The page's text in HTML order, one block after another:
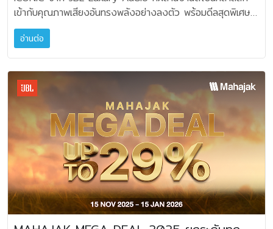
ต่อทั้งบ้าน สิ่งที่ไม่เคยเปลี่ยนคือความมุ่งมั่นของเราในการคัดสรร
เทคโนโลยีเสียงที่ดีที่สุดมาสู่คนไทย การก้าวเข้าสู่ปีที่ 55 พร้อม
การเปิดตัว ฮาร์แมน คาร์ดอน (Harman Kardon) ถึง 4 กลุ่ม
ผลิตภัณฑ์ในครั้งนี้ จึงสะท้อนความตั้งใจของมหาจักรในการส่ง
ต่อประสบการณ์เสียงคุณภาพระดับโลก ที่ตอบรับไลฟ์สไตล์การ
ใช้ชีวิตที่เปลี่ยนแปลงไปอย่างต่อเนื่อง” โดย 2 นักแสดงหนุ่มชื่อ
ดังยังได้มาร่วมเผยถึงสไตล์การฟังเพลงและศิลปินที่ชื่นชอบ รวม
ถึงเคล็ดลับการเลือกลำโพง เริ่มจาก ต่อ-ธนภพ ลีรัตนขจร เผย
ว่า “เราเป็นคนที่ฟังเพลงหลากหลายมาก แทบไม่มีกำแพงเรื่อง
แนวดนตรีเลย ฟังได้ตั้งแต่ลูกกรุงไปจนถึงเพลงสากล แต่ถ้า
ย้อนกลับไปตอนสมัยมัธยม เราเติบโตมากับเพลงร็อกและเมทัลเป็น
หลัก อย่างศิลปินที่ชอบมากในช่วงนั้นคือ Avenged
Sevenfold สำหรับการเลือกลำโพง เราให้ความสำคัญกับ
คุณภาพเสียงเป็นอันดับแรก เพราะจากประสบการณ์ที่เคยทำงาน
ในสายดนตรี เรารู้ว่าอุปกรณ์มีผลกับประสบการณ์การฟังมาก ถ้า
ยังเสริมความแข็งแกร่งด้านโครงสร้างองค์กร และยกระดับ
ศักยภาพทีมงาน B2B ให้มีความเชี่ยวชาญเชิงลึก เพื่อรองรับ
ความต้องการที่ซับซ้อนขึ้นของลูกค้าองค์กร” นายยรรยง กล่าว
สำหรับแนวโน้มปี 2569 ภาคธุรกิจยังต้องดำเนินงานต่อไป
ท่ามกลางความไม่แน่นอนจากสถานการณ์ภูมิรัฐศาสตร์ทั้งในระดับ
ประเทศและระดับโลก ขณะเดียวกัน องค์กรต่างๆ จะยกระดับ
ความสำคัญของกระบวนการเปลี่ยนผ่านสู่ดิจิทัล (Digital
Transformation) และการนำเทคโนโลยี AI มาใช้ในการดำเนิน
งานมากขึ้น เพื่อเพิ่มประสิทธิภาพและความคล่องตัว นอกจากนี้
ตลาดผู้บริโภคมีความแตกต่างของความต้องการชัดเจนขึ้น
ระหว่างกลุ่มที่เน้นราคาและกลุ่มที่มองคุณค่าในระยะยาว ขณะที่
ประเด็นด้านความยั่งยืน เทคโนโลยีสีเขียว และอุตสาหกรรม
อัจฉริยะ ยังคงเป็นปัจจัยสำคัญที่มีอิทธิพลต่อทิศทางการตัดสินใจ
ของภาคธุรกิจในปีถัดไป เอปสันจึงให้ความสำคัญกับการพัฒนา
โซลูชันที่ตอบโจทย์ทั้งประสิทธิภาพ ความยั่งยืน และอุตสาหกรรม
สร้างสรรค์และศักยภาพของช่างภาพและครีเอเตอร์ในเอเชียตะวัน
ออกเฉียงใต้ ซึ่งเอปสันภาคภูมิใจที่ได้สนับสนุนและผลักดันศิลปะ
การพิมพ์ให้เป็นสื่อทรงพลังในการถ่ายทอดภาพพาโนรามาอย่าง
สมบูรณ์แบบที่สุด” ในฐานะผู้สนับสนุนหลักร่วมเอปสัน เอเชียตะวัน
ออกเฉียงใต้ ได้ร่วมกับเอปสัน ออสเตรเลีย มอบรางวัล อาทิ
เครื่องพิมพ์ภาพ Epson SureColor P5360, P5330, P906
และโปรเจคเตอร์ Epson EB-1795F เพื่อเป็นเครื่องมือคุณภาพ
ระดับมืออาชีพสำหรับกลุ่มผู้สร้างสรรค์ผลงาน นอกจากรางวัล
ชนะเลิศ ช่างภาพจากเอเชียตะวันออกเฉียงใต้ยังสร้างผลงานที่
โดดเด่น โดยเฉพาะจากเวียดนาม ซึ่งคว้า 6 จาก 10 ตำแหน่งผู้
เข้ารอบสุดท้าย ขณะที่ช่างภาพไทยก็ได้รับการคัดเลือกเข้ารอบ
ด้วยผลงานที่น่าสนใจ ได้แก่ Silk of the Sea โดยคาว ถิ
งอก เดียม (Cao Thi Ngoc Diem) ถ่ายทอดภาพการซักผ้า
ไหมในจังหวัดฟูเอี้ยน ประเทศเวียดนาม และภาพ Dune II โดย
อธิเมธ เลิศกิตติเวรุจน์ (Athimeth Lerdkkitveruj) จาก
ประเทศไทย ซึ่งถ่ายทอดทิวทรายกว้างใหญ่ของนามิเบียในมุม
เข้ากับคุณภาพเสียงอันทรงพลังอย่างลงตัว พร้อมดีลสุดพิเศษ
ในแคมเปญ MAHAJAK MEGA DEAL รับส่วนลดสูงสุด 10%
พร้อมของขวัญพิเศษ เมื่อซื้อลำโพงรุ่นที่ร่วมรายการ อาทิ แผ่น
เสียง JBL 75th Jazz Vocal Collection (จำนวนจำกัด)
และขาตั้งลำโพง JS120 สำหรับชุด L100 Classic ตั้งแต่วันที่
15 พฤศจิกายน 2568 – 15 มกราคม 2569 นี้เท่านั้น โดยมี
รายละเอียดโปรโมชั่นและสินค้าที่ร่วมรายการมีดังนี้ JBL Studio
Monitor JBL 4312 MKII (สีดำ) ราคาโปรโมชั่น
26,910 บาท (จากราคา 29,900 บาท) JBL 4312 MKII (สี
ขาว) ราคาโปรโมชั่น 25,415 บาท (จากราคา 29,900
บาท) JBL 4305P ราคาโปรโมชั่น 91,105บาท (จาก
ราคา 95,900 บาท) JBL 4309 ราคาโปรโมชั่น
91,105 บาท (จากราคา 95,900 บาท) *แถมฟรี ขาตั้ง
ลำโพง JS65 มูลค่า 22,900 บาท เมื่อซื้อลำโพง JBL
4305P หรือ JBL 4309 JBL 4329P ราคาโปรโม
อ่านต่อ